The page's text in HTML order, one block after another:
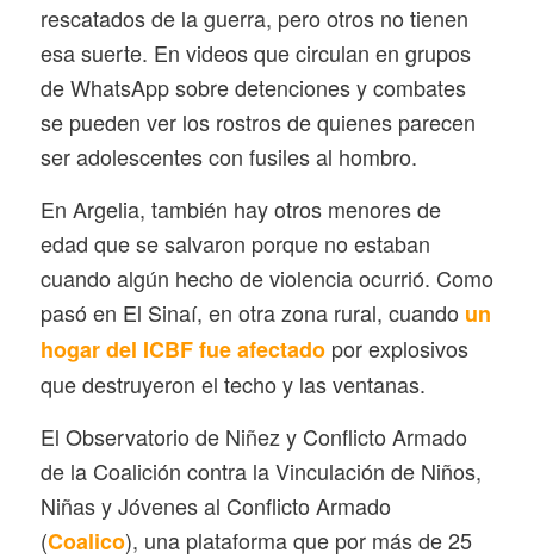
rescatados de la guerra, pero otros no tienen
esa suerte. En videos que circulan en grupos
de WhatsApp sobre detenciones y combates
se pueden ver los rostros de quienes parecen
ser adolescentes con fusiles al hombro.
En Argelia, también hay otros menores de
edad que se salvaron porque no estaban
cuando algún hecho de violencia ocurrió. Como
pasó en El Sinaí, en otra zona rural, cuando un
hogar del ICBF fue afectadopor explosivos
que destruyeron el techo y las ventanas.
El Observatorio de Niñez y Conflicto Armado
de la Coalición contra la Vinculación de Niños,
Niñas y Jóvenes al Conflicto Armado
(Coalico), una plataforma que por más de 25